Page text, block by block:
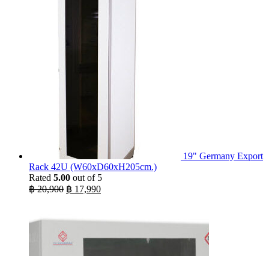
19" Germany Export
Rack 42U (W60xD60xH205cm.)
Rated 5.00 out of 5
฿20,900 Original
฿ 20,900.
฿ 17,990Current
฿ 17,990.